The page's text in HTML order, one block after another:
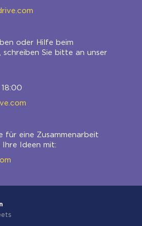
oder Hilfe beim
schreiben Sie bitte an unser
für eine Zusammenarbeit
Ihre Ideen mit: